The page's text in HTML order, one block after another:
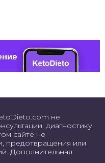
не
диагностику
сайте не
предотвращения или
Дополнительная